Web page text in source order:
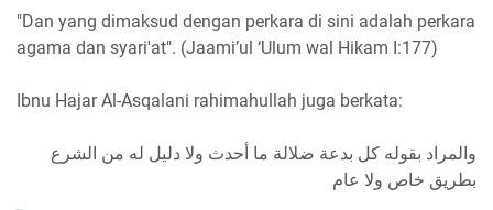
"Dan yang dimaksud dengan perkara di sini adalah perkara
agama dan syari'at". (Jaami’ul ‘Ulum wal Hikam I:177)
Ibnu Hajar Al-Asqalani rahimahullah juga berkata:
والمراد بقوله كل بدعة ضلالة ما أحدث ولا دليل له من الشرع
بطريق خاص ولا عام